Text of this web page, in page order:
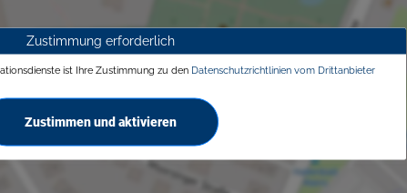
Zustimmung erforderlich
ist Ihre Zustimmung zu den Datenschutzrichtlinien vom Drittanbieter
Zustimmen und aktivieren